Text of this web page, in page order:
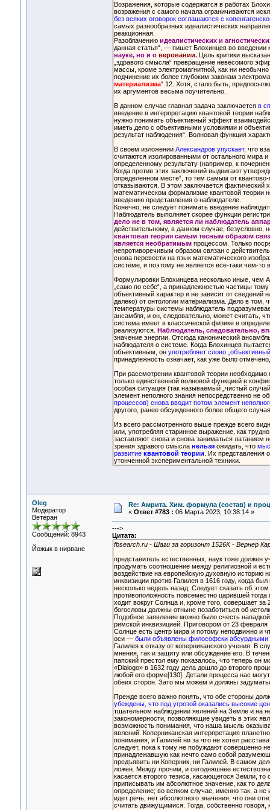
Возражения, которые содержатся в работах
возражения с самого начала ограничиваются
без всяких оговорок соглашаются с
самых разнообразных идеалистических
реакционная.
Разоблачению идеалистических и
данная статья“, — пишет Блохинцев во введении
науке, но и о веровании.Цель критики
„здравого смысла“ превращение невесомого
массы, кроме электромагнитной, как ни
подчинение их более глубоким законам
материализма“ 12. Хотя, стало быть,
их аргументов весьма поучительно.
В данном случае главная задача заключается в
введение в интерпретацию квантовой теории
нужно понимать объективный эффект
иметь дело с объективными условиями и
результат наблюдения“. Волновая функция
В своем изложении Александров упускает, что
считаются изолированными от остального мира
определенному результату (например, к
Когда против этих заключений выдвигают
определенном месте“, то тем самым от
отказываются. В этом заключается фактический
математическом формализме квантовой теории
введению представления о наблюдателе.
Конечно, не следует понимать введение
Наблюдатель выполняет скорее функции
дело не в том, является ли наблюдатель
действительному, в данном случае, безусловно,
квантовая теория самым тесным образом
является необратимымпроцессом. Только
непротиворечивым образом связан с
снова перевести на язык математического
системе, и поэтому не является все-таки чем-то
Формулировки Блохинцева несколько иные, чем
„само по себе“, а принадлежностью частицы
объективный характер и не зависит от
далеко) от онтологии материализма. Дело в том,
температуры системы наблюдатель
ансамбля, и он, следовательно, может считать,
система имеет в классической физике в
реализуются.
Наблюдатель, следовательно,
значение энергии. Отсюда канонический
наблюдателя о системе. Когда Блохинцев
объективным, он употребляет слово
принадлежность означает, как уже было
При рассмотрении квантовой теории
только единственной волновой функцией в
особая ситуация (так называемый „чистый
элемент неполного знания непосредственно не
процессов) снова вводит потом элемент
другого, ранее обсужденного более общего
Из всего рассмотренного выше прежде всего
или, употребляя старинное выражение, как
заставляют снова и снова заниматься
зрения здравого смысла нельзяожидать, что
развитие квантовой теории . Их представления
утонченной экспериментальной техники.
Oleg
Модератор
Ветеран
Сообщений: 8943
Йожык в нирване
Re: Амрита. Хим. формула (состав) и
« Ответ #783 : 06 Марта 2023, 10:38:14 »
--->
Цитата:
fbsearch.ru - Шаги за горизонт 1526K - Вернер
представитель естественных, наук тоже должен
продумать соотношение между религиозной и
воздействие на европейскую духовную
инквизиции против Галилея в 1616 году, когда
несколько недель назад. Следует сказать об
противоположность повсеместно царившей
ходит вокруг Солнца и, кроме того, совершает
богословы должны отныне позаботиться об
Подобное заявление можно было счесть
римской инквизицией. Приговором от 23
Солнце есть центр мира и потому неподвижно и
оси — были объявлены философски абсурдными
Галилея к отказу от коперниканского учения. В
мнения, так и защиту или обсуждение его. В
папский престол ему показалось, что теперь он
«Dialogo» в 1632 году дела дошло до второго
любой его форме[130]. Детали процесса нас
обеих сторон. Зато мы можем и должны
Прежде всего важно понять, что обе стороны
убеждены, что под угрозой оказались высокие
тщательном наблюдении явлений на Земле и на
закономерности, позволяющие увидеть в этих
возможность понимания, что наша мысль
явлений. Коперниканская интерпретация
понимания, и Галилей ни за что не хотел
следует, пока к тому не побуждают совершенно
принадлежавшую как нечто само собой
предъявить ни Коперник, ни Галилей. В самом
ложен. Между прочим, и сегодняшнее
касается второго тезиса, касающегося Земли,
приписывать им абсолютное значение, как то
определение; во всяком случае, именно так, а
идет речь, нет абсолютного значения, что они
считать движущимися. Тогда, собственно